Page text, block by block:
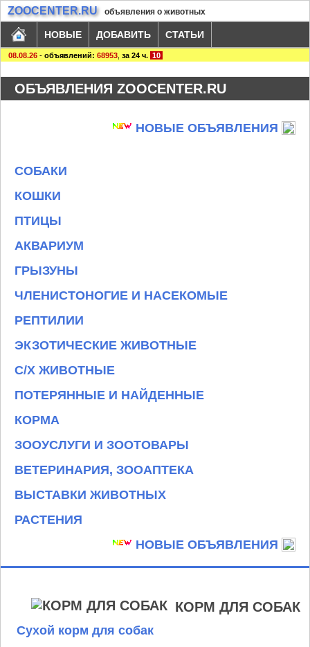
ZOOCENTER.RU объявления о животных
НОВЫЕ ДОБАВИТЬ СТАТЬИ
08.08.26 - объявлений: 68953 за 24 ч. 10
ОБЪЯВЛЕНИЯ ZOOCENTER.RU
НОВЫЕ ОБЪЯВЛЕНИЯ
СОБАКИ
КОШКИ
ПТИЦЫ
АКВАРИУМ
ГРЫЗУНЫ
ЧЛЕНИСТОНОГИЕ И НАСЕКОМЫЕ
РЕПТИЛИИ
ЭКЗОТИЧЕСКИЕ ЖИВОТНЫЕ
С/Х ЖИВОТНЫЕ
ПОТЕРЯННЫЕ И НАЙДЕННЫЕ
КОРМА
ЗООУСЛУГИ И ЗООТОВАРЫ
ВЕТЕРИНАРИЯ, ЗООАПТЕКА
ВЫСТАВКИ ЖИВОТНЫХ
РАСТЕНИЯ
НОВЫЕ ОБЪЯВЛЕНИЯ
КОРМ ДЛЯ СОБАК
Сухой корм для собак